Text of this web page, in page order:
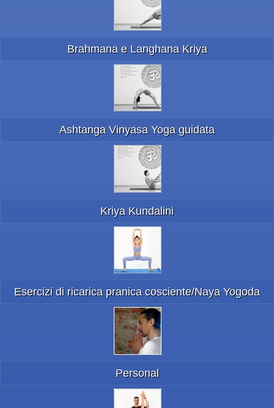
Brahmana e Langhana Kriya
Ashtanga Vinyasa Yoga guidata
Kriya Kundalini
Esercizi di ricarica pranica cosciente/Naya Yogoda
Personal